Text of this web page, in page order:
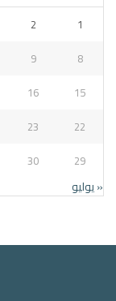
1
2
8
9
15
16
22
23
29
30
« يوليو